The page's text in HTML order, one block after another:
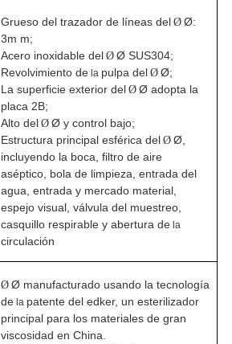
Grueso del trazador de líneas del Ø Ø:
3m m;
Acero inoxidable del Ø Ø SUS304;
Revolvimiento de la pulpa del Ø Ø;
La superficie exterior del Ø Ø adopta la
placa 2B;
Alto del Ø Ø y control bajo;
Estructura principal esférica del Ø Ø,
incluyendo la boca, filtro de aire
aséptico, bola de limpieza, entrada del
agua, entrada y mercado material,
espejo visual, válvula del muestreo,
casquillo respirable y abertura de la
circulación
Ø Ø manufacturado usando la tecnología
de la patente del edker, un esterilizador
principal para los materiales de gran
viscosidad en China.